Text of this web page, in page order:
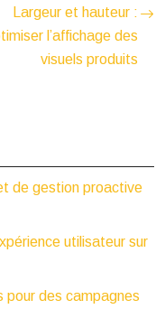
Largeur et hauteur :
l’affichage des
visuels produits
de gestion proactive
utilisateur sur
pour des campagnes